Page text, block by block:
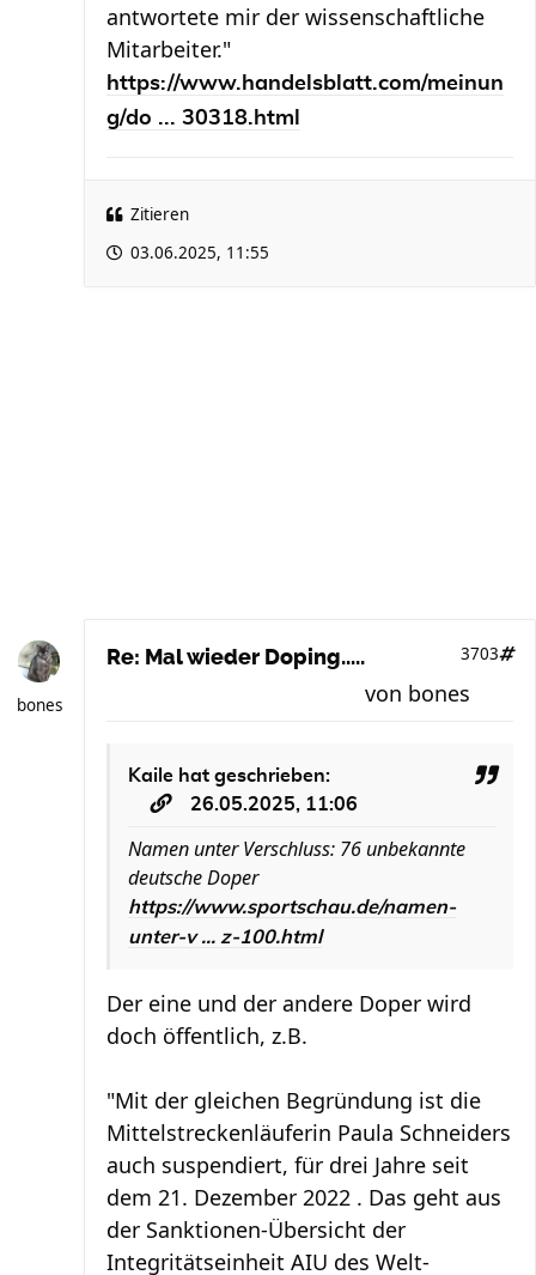
antwortete mir der wissenschaftliche
Mitarbeiter."
https://www.handelsblatt.com/meinun
g/do ... 30318.html
Zitieren
03.06.2025, 11:55
bones
Re: Mal wieder Doping..... 3703
von bones
Kaile hat geschrieben:
26.05.2025, 11:06
Namen unter Verschluss: 76 unbekannte
deutsche Doper
https://www.sportschau.de/namen-
unter-v ... z-100.html
Der eine und der andere Doper wird
doch öffentlich, z.B.
"Mit der gleichen Begründung ist die
Mittelstreckenläuferin Paula Schneiders
auch suspendiert, für drei Jahre seit
dem 21. Dezember 2022 . Das geht aus
der Sanktionen-Übersicht der
Integritätseinheit AIU des Welt-